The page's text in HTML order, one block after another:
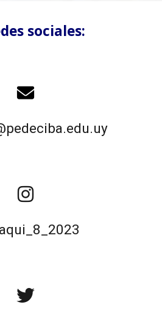
sociales: